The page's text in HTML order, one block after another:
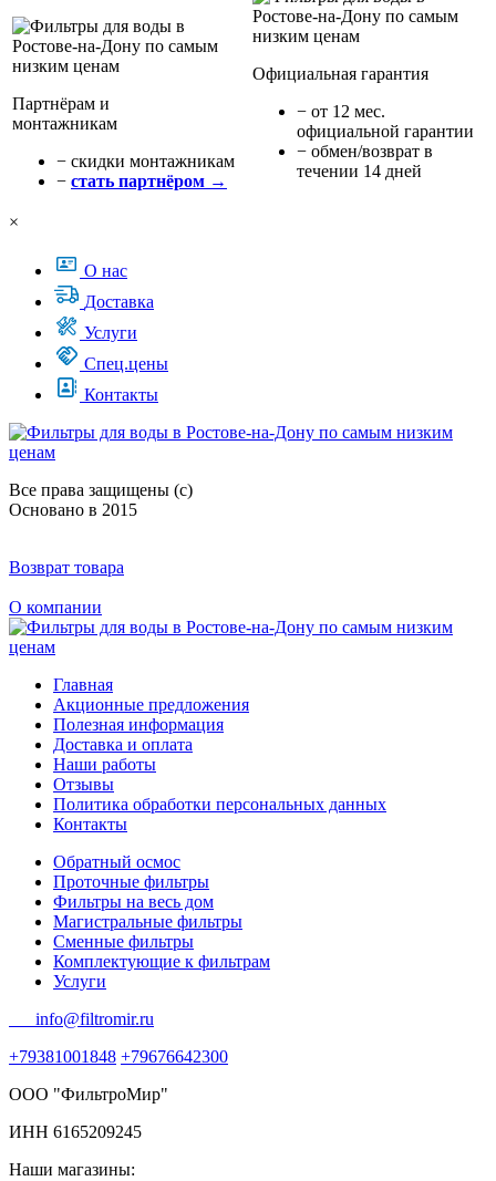
Партнёрам и
монтажникам
− cкидки монтажникам
− стать партнёром →
Официальная гарантия
− от 12 мес.
официальной гарантии
− обмен/возврат в
течении 14 дней
×
О нас
Доставка
Услуги
Спец.цены
Контакты
Все права защищены (с)
Основано в 2015
Возврат товара
О компании
Главная
Акционные предложения
Полезная информация
Доставка и оплата
Наши работы
Отзывы
Политика обработки персональных данных
Контакты
Обратный осмос
Проточные фильтры
Фильтры на весь дом
Магистральные фильтры
Сменные фильтры
Комплектующие к фильтрам
Услуги
info@filtromir.ru
+79381001848 +79676642300
ООО "ФильтроМир"
ИНН 6165209245
Наши магазины: